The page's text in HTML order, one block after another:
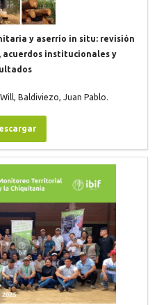
y aserrío in situ: revisión
acuerdos institucionales y
Baldiviezo, Juan Pablo.